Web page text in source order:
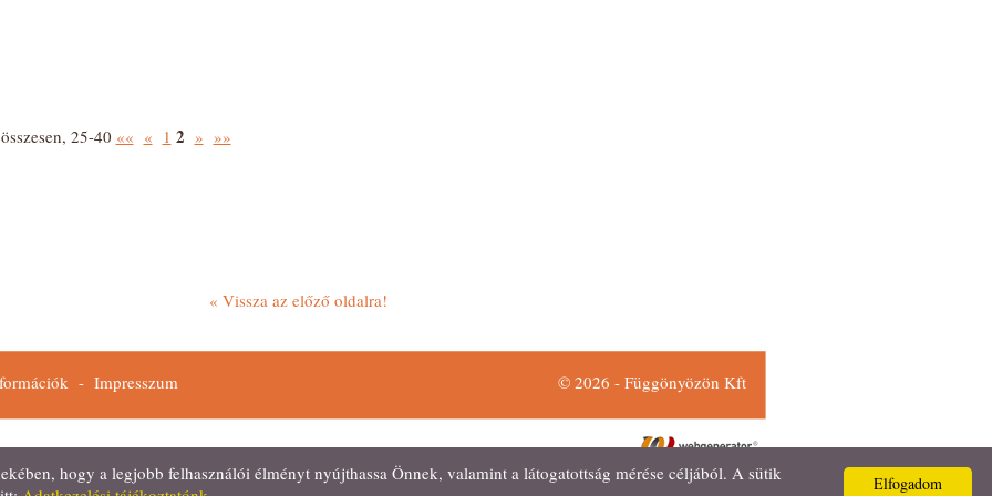
összesen, 25-40 «« « 1 2 » »»
« Vissza az előző oldalra!
© 2026 - Függönyözön Kft
- Impresszum
Elfogadom
hogy a legjobb felhasználói élményt nyújthassa Önnek, valamint a látogatottság mérése céljából. A sütik